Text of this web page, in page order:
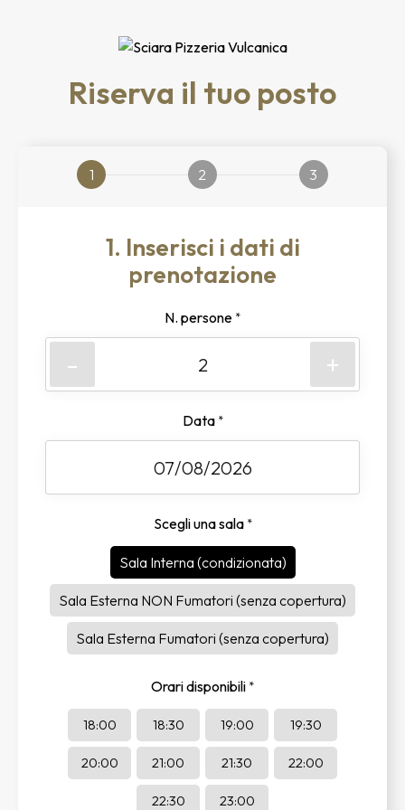
Riserva il tuo posto
1 2 3
1. Inserisci i dati di
prenotazione
N. persone *
- +
Data *
Scegli una sala *
Sala Interna (condizionata)
Sala Esterna NON Fumatori (senza copertura)
Sala Esterna Fumatori (senza copertura)
Orari disponibili *
18:00 18:30 19:00 19:30
20:00 21:00 21:30 22:00
22:30 23:00